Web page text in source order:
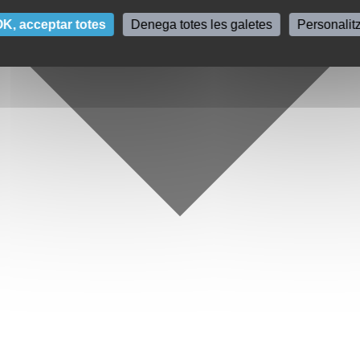
acceptar totes Denega totes les galetes